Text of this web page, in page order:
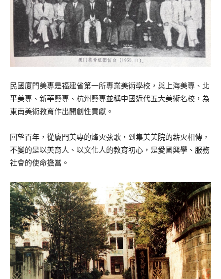
民國廈門美專是福建省第一所專業美術學校，與上海美專、北
平美專、新華藝專、杭州藝專並稱中國近代五大美術名校，為
東南美術教育作出開創性貢獻。
回望百年，從廈門美專的烽火弦歌，到集美美院的薪火相傳，
不變的是以美育人、以文化人的教育初心，是愛國興學、服務
社會的使命擔當。